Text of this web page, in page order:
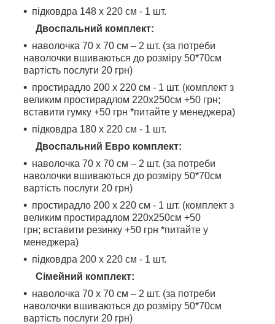
підковдра 148 х 220 см - 1 шт.
Двоспальний комплект:
наволочка 70 х 70 см – 2 шт. (за потреби
наволочки вшиваються до розміру 50*70см
вартість послуги 20 грн)
простирадло 200 х 220 см - 1 шт. (комплект з
великим простирадлом 220х250см +50 грн;
вставити гумку +50 грн *питайте у менеджера)
підковдра 180 х 220 см - 1 шт.
Двоспальний Евро комплект:
наволочка 70 х 70 см – 2 шт. (за потреби
наволочки вшиваються до розміру 50*70см
вартість послуги 20 грн)
простирадло 200 х 220 см - 1 шт. (комплект з
великим простирадлом 220х250см +50
грн; вставити резинку +50 грн *питайте у
менеджера)
підковдра 200 х 220 см - 1 шт.
Сімейний комплект:
наволочка 70 х 70 см – 2 шт. (за потреби
наволочки вшиваються до розміру 50*70см
вартість послуги 20 грн)